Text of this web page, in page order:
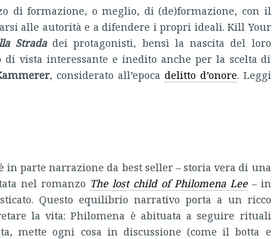
di formazione, o meglio, di (de)formazione, con il
alle autorità e a difendere i propri ideali. Kill Your
Stradadei protagonisti, bensì la nascita del loro
vista interessante e inedito anche per la scelta di
, considerato all’epoca delitto d’onore. Leggi
in parte narrazione da best seller – storia vera di una
nel romanzo The lost child of Philomena Lee– in
Questo equilibrio narrativo porta a un ricco
la vita: Philomena è abituata a seguire rituali
mette ogni cosa in discussione (come il botta e